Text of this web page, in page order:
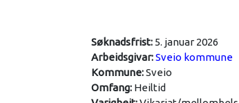
Søknadsfrist: 5. januar 2026
Arbeidsgivar:Sveio kommune
Kommune:Sveio
Omfang: Heiltid